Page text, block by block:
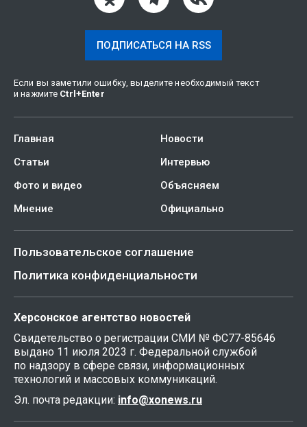
ПОДПИСАТЬСЯ НА RSS
Если вы заметили ошибку, выделите необходимый текст
и нажмите Ctrl +Enter
Главная
Новости
Статьи
Интервью
Фото и видео
Объясняем
Мнение
Официально
Пользовательское соглашение
Политика конфиденциальности
Херсонское агентство новостей
Свидетельство о регистрации СМИ № ФС77-85646
выдано 11 июля 2023 г. Федеральной службой
по надзору в сфере связи, информационных
технологий и массовых коммуникаций.
Эл. почта редакции: info@xonews.ru